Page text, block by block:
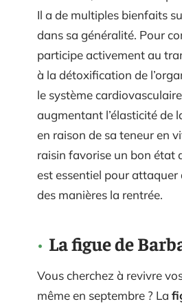
Il a de multiples bienfaits
dans sa généralité. Pour
participe activement au
à la détoxification de
le système
augmentant l’élasticité de
en raison de sa teneur en
raisin favorise un bon état
est essentiel pour attaquer
des manières la rentrée.
La figue de
Vous cherchez à revivre
même en septembre ? La